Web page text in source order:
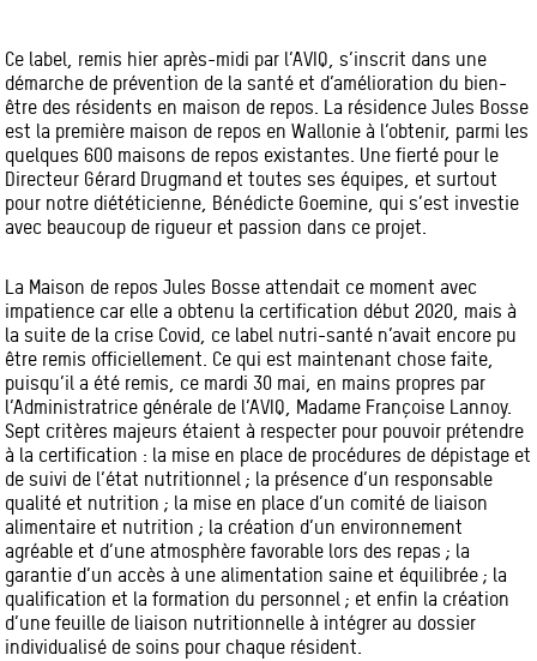
Ce label, remis hier après-midi par l’AVIQ, s’inscrit dans une
démarche de prévention de la santé et d’amélioration du bien-
être des résidents en maison de repos. La résidence Jules Bosse
est la première maison de repos en Wallonie à l’obtenir, parmi les
quelques 600 maisons de repos existantes. Une fierté pour le
Directeur Gérard Drugmand et toutes ses équipes, et surtout
pour notre diététicienne, Bénédicte Goemine, qui s’est investie
avec beaucoup de rigueur et passion dans ce projet.
La Maison de repos Jules Bosse attendait ce moment avec
impatience car elle a obtenu la certification début 2020, mais à
la suite de la crise Covid, ce label nutri-santé n’avait encore pu
être remis officiellement. Ce qui est maintenant chose faite,
puisqu’il a été remis, ce mardi 30 mai, en mains propres par
l’Administratrice générale de l’AVIQ, Madame Françoise Lannoy.
Sept critères majeurs étaient à respecter pour pouvoir prétendre
à la certification : la mise en place de procédures de dépistage et
de suivi de l’état nutritionnel ; la présence d’un responsable
qualité et nutrition ; la mise en place d’un comité de liaison
alimentaire et nutrition ; la création d’un environnement
agréable et d’une atmosphère favorable lors des repas ; la
garantie d’un accès à une alimentation saine et équilibrée ; la
qualification et la formation du personnel ; et enfin la création
d’une feuille de liaison nutritionnelle à intégrer au dossier
individualisé de soins pour chaque résident.